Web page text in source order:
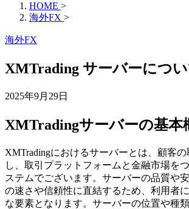
HOME >
海外FX >
海外FX
XMTrading サーバーにつ
2025年9月29日
XMTradingサーバーの基本
XMTradingにおけるサーバーとは、顧客
し、取引プラットフォームと金融市場を
ステムでございます。サーバーの品質や
の速さや信頼性に直結するため、利用者
な要素となります。サーバーの位置や種